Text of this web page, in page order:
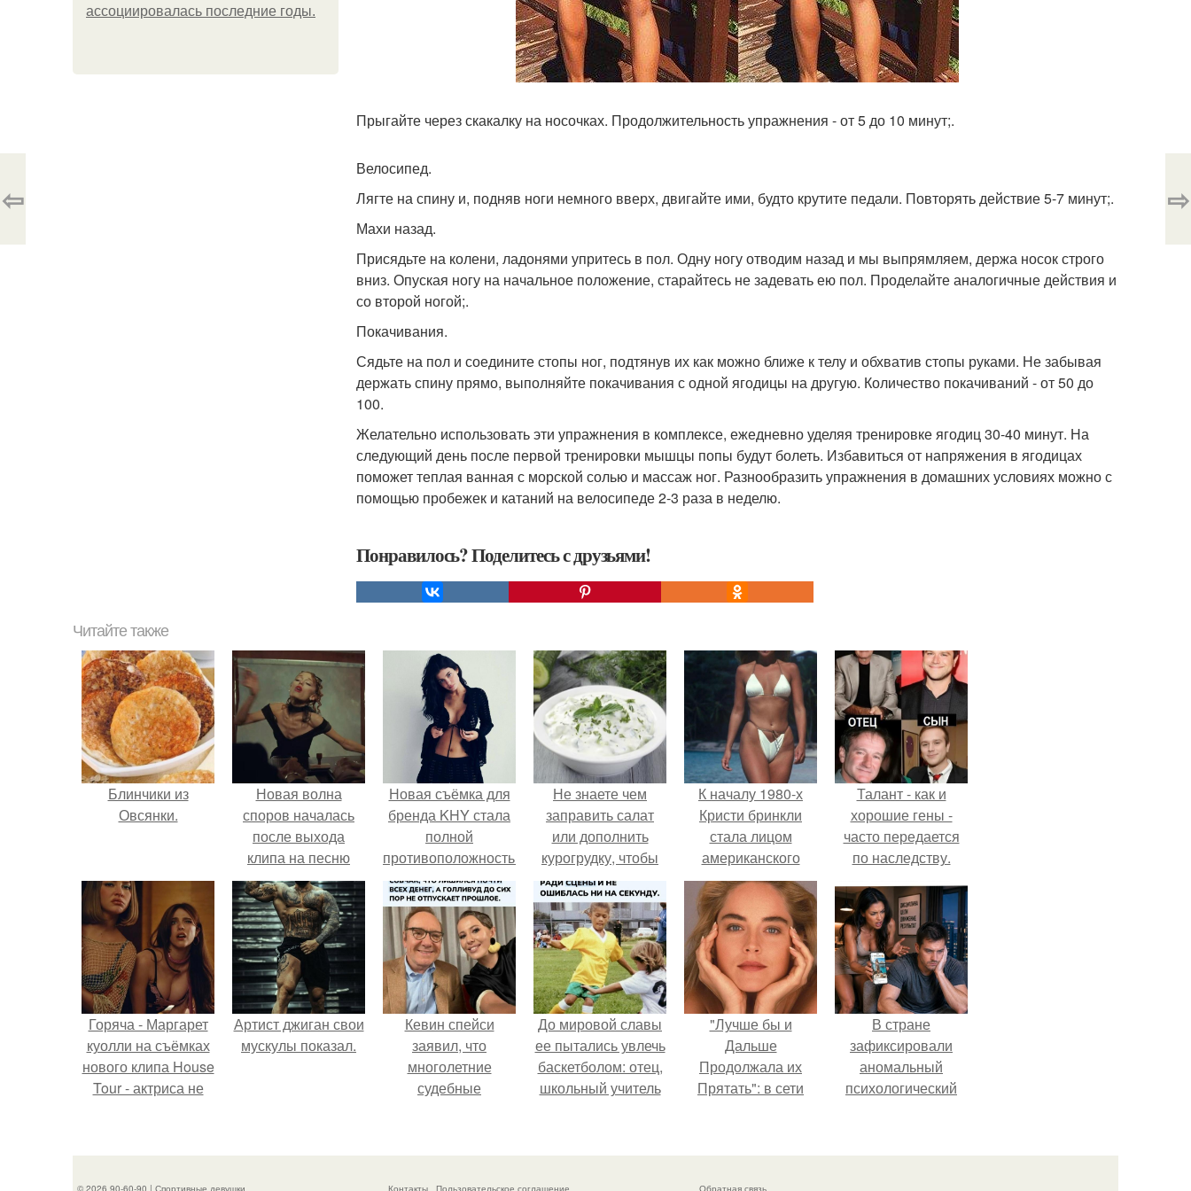
ассоциировалась последние годы.
Прыгайте через скакалку на носочках. Продолжительность упражнения - от 5 до 10 минут;.
Велосипед.
Лягте на спину и, подняв ноги немного вверх, двигайте ими, будто крутите педали. Повторять действие 5-7 минут;.
Махи назад.
Присядьте на колени, ладонями упритесь в пол. Одну ногу отводим назад и мы выпрямляем, держа носок строго
вниз. Опуская ногу на начальное положение, старайтесь не задевать ею пол. Проделайте аналогичные действия и
со второй ногой;.
Покачивания.
Сядьте на пол и соедините стопы ног, подтянув их как можно ближе к телу и обхватив стопы руками. Не забывая
держать спину прямо, выполняйте покачивания с одной ягодицы на другую. Количество покачиваний - от 50 до
100.
Желательно использовать эти упражнения в комплексе, ежедневно уделяя тренировке ягодиц 30-40 минут. На
следующий день после первой тренировки мышцы попы будут болеть. Избавиться от напряжения в ягодицах
поможет теплая ванная с морской солью и массаж ног. Разнообразить упражнения в домашних условиях можно с
помощью пробежек и катаний на велосипеде 2-3 раза в неделю.
Понравилось? Поделитесь с друзьями!
⇦ ⇨
Читайте также
Блинчики из
Овсянки.
Новая волна
споров началась
после выхода
клипа на песню
Petal.
Новая съёмка для
бренда KHY стала
полной
противоположностью
образу, с которым
кайли
ассоциировалась
последние годы.
Не знаете чем
заправить салат
или дополнить
курогрудку, чтобы
не набрать
ненужных калорий?
К началу 1980-х
Кристи бринкли
стала лицом
американского
моделинга и
главным
воплощением
естественной
привлекательности.
Талант - как и
хорошие гены -
часто передается
по наследству.
Горяча - Маргарет
куолли на съёмках
нового клипа House
Tour - актриса не
выступила в роли
Артист джиган свои
мускулы показал.
Кевин спейси
заявил, что
многолетние
судебные
уничтожили его
До мировой славы
ее пытались увлечь
баскетболом: отец,
школьный учитель
игры, записал дочь
"Лучше бы и
Дальше
Продолжала их
Прятать": в сети
Шерон стоун.
В стране
зафиксировали
аномальный
психологический
жесткая депрессия
© 2026 90-60-90 | Спортивные девушки Контакты Пользовательское соглашение Обратная связь